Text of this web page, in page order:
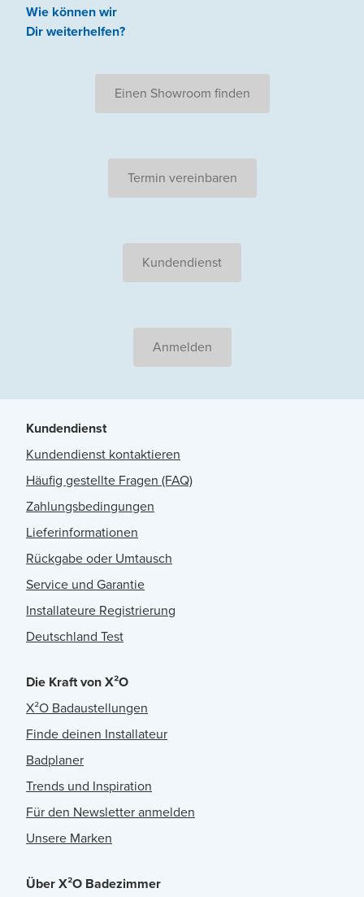
Wie können wir
Dir weiterhelfen?
Einen Showroom finden
Termin vereinbaren
Kundendienst
Anmelden
Kundendienst
Kundendienst kontaktieren
Häufig gestellte Fragen (FAQ)
Zahlungsbedingungen
Lieferinformationen
Rückgabe oder Umtausch
Service und Garantie
Installateure Registrierung
Deutschland Test
Die Kraft von X²O
X²O Badaustellungen
Finde deinen Installateur
Badplaner
Trends und Inspiration
Für den Newsletter anmelden
Unsere Marken
Über X²O Badezimmer